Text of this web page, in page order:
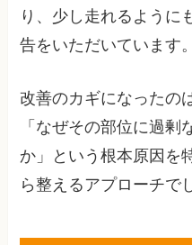
り、少し走れるように
告をいただいています。
改善のカギになったの
「なぜその部位に過
か」という根本原因を
ら整えるアプローチで